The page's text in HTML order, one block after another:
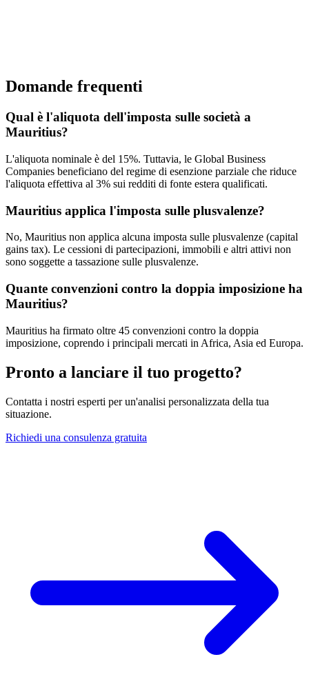
Domande frequenti
Qual è l'aliquota dell'imposta sulle società a
Mauritius?
L'aliquota nominale è del 15%. Tuttavia, le Global Business
Companies beneficiano del regime di esenzione parziale che riduce
l'aliquota effettiva al 3% sui redditi di fonte estera qualificati.
Mauritius applica l'imposta sulle plusvalenze?
No, Mauritius non applica alcuna imposta sulle plusvalenze (capital
gains tax). Le cessioni di partecipazioni, immobili e altri attivi non
sono soggette a tassazione sulle plusvalenze.
Quante convenzioni contro la doppia imposizione ha
Mauritius?
Mauritius ha firmato oltre 45 convenzioni contro la doppia
imposizione, coprendo i principali mercati in Africa, Asia ed Europa.
Pronto a lanciare il tuo progetto?
Contatta i nostri esperti per un'analisi personalizzata della tua
situazione.
Richiedi una consulenza gratuita